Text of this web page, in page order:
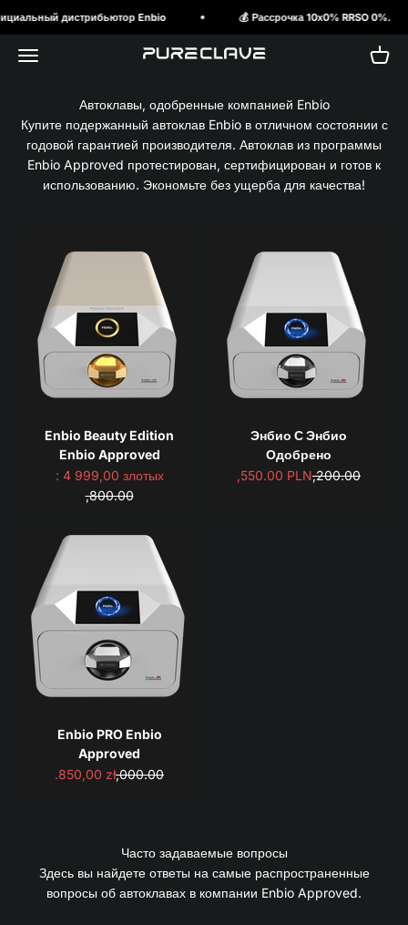
дистрибьютор Enbio 💰 Рассрочка 10х0% RRSO 0%.
Откройте меню навигацииPureClave Польша
Автоклавы, одобренные компанией Enbio
Купите подержанный автоклав Enbio в отличном состоянии с
годовой гарантией производителя. Автоклав из программы
Enbio Approved протестирован, сертифицирован и готов к
использованию. Экономьте без ущерба для качества!
Enbio Beauty Edition
Enbio Approved
Акционная цена
: 4 999,00 злотых
Обычная цена £5
,800.00
Энбио С Энбио
Одобрено
Акционная цена5
,550.00 PLNОбычная цена
,200.00
Enbio PRO Enbio
Approved
Акционная цена7
.850,00 złОбычная цена PLN8
,000.00
Часто задаваемые вопросы
Здесь вы найдете ответы на самые распространенные
вопросы об автоклавах в компании Enbio Approved.